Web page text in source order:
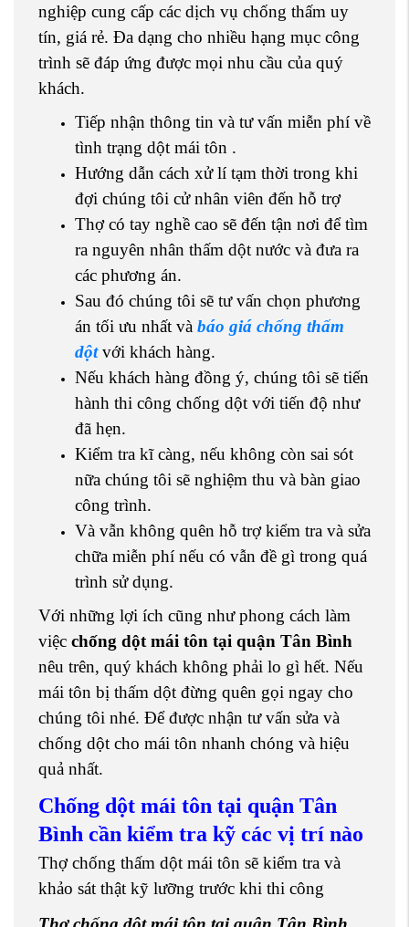
nghiệp cung cấp các dịch vụ chống thấm uy
tín, giá rẻ. Đa dạng cho nhiều hạng mục công
trình sẽ đáp ứng được mọi nhu cầu của quý
khách.
Tiếp nhận thông tin và tư vấn miễn phí về
tình trạng dột mái tôn .
Hướng dẫn cách xử lí tạm thời trong khi
đợi chúng tôi cử nhân viên đến hỗ trợ
Thợ có tay nghề cao sẽ đến tận nơi để tìm
ra nguyên nhân thấm dột nước và đưa ra
các phương án.
Sau đó chúng tôi sẽ tư vấn chọn phương
án tối ưu nhất và báo giá chống thấm
dộtvới khách hàng.
Nếu khách hàng đồng ý, chúng tôi sẽ tiến
hành thi công chống dột với tiến độ như
đã hẹn.
Kiểm tra kĩ càng, nếu không còn sai sót
nữa chúng tôi sẽ nghiệm thu và bàn giao
công trình.
Và vẫn không quên hỗ trợ kiểm tra và sửa
chữa miễn phí nếu có vẫn đề gì trong quá
trình sử dụng.
Với những lợi ích cũng như phong cách làm
việc chống dột mái tôn tại quận Tân Bình
nêu trên, quý khách không phải lo gì hết. Nếu
mái tôn bị thấm dột đừng quên gọi ngay cho
chúng tôi nhé. Để được nhận tư vấn sửa và
chống dột cho mái tôn nhanh chóng và hiệu
quả nhất.
Chống dột mái tôn tại quận Tân
Bình cần kiểm tra kỹ các vị trí nào
Thợ chống thấm dột mái tôn sẽ kiểm tra và
khảo sát thật kỹ lưỡng trước khi thi công